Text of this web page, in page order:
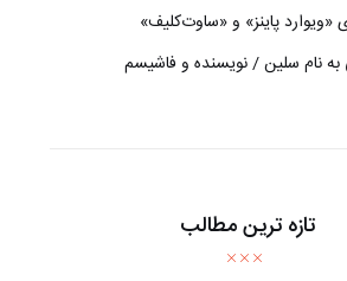
«ویوارد پاینز» و «ساوت‌کلیف»
به نام سلین / نویسنده و فاشیسم
تازه ترین مطالب